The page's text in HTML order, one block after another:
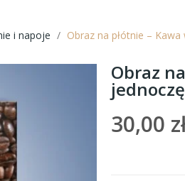
i napoje Obraz na płótnie –
Obraz
30,00